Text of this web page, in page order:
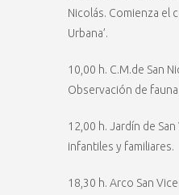
Nicolás. Comienza el
Urbana’.
10,00 h. C.M.de San
Observación de fauna.
12,00 h. Jardín de
infantiles y familiares.
18,30 h. Arco San